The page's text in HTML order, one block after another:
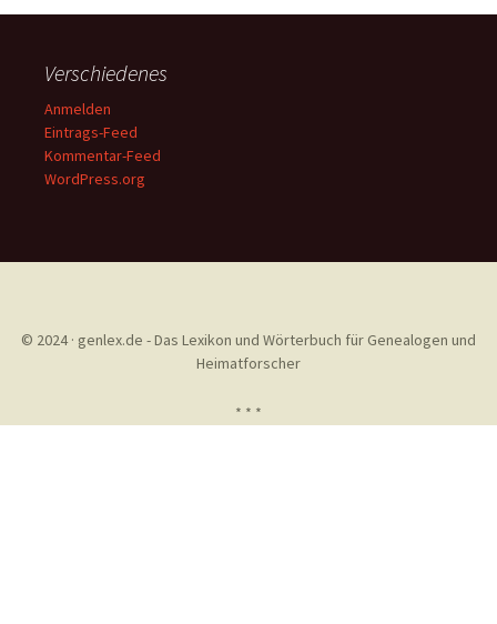
Verschiedenes
Anmelden
Eintrags-Feed
Kommentar-Feed
WordPress.org
© 2024 · genlex.de - Das Lexikon und Wörterbuch für Genealogen und
Heimatforscher
* * *